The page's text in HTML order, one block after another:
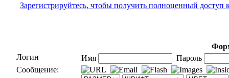
Зарегистрируйтесь, чтобы получить полноценный доступ
Логин
Имя
Пароль
Сообщение: